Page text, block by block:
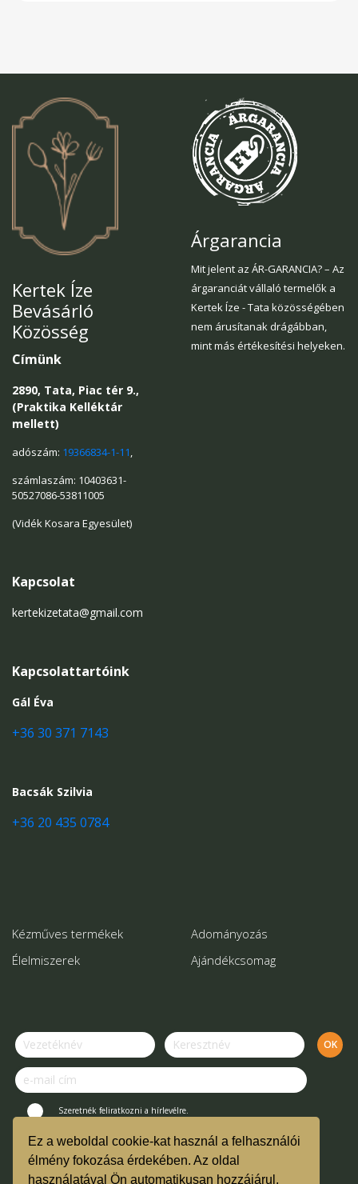
Ez a weboldal cookie-kat használ a felhasználói
élmény fokozása érdekében. Az oldal
használatával Ön automatikusan hozzájárul,
Kertek Íze
Bevásárló
Közösség
Címünk
2890, Tata, Piac tér 9.,
(Praktika Kelléktár
mellett)
adószám: 19366834-1-11
számlaszám: 10403631-
50527086-53811005
(Vidék Kosara Egyesület)
Kapcsolat
kertekizetata@gmail.com
Kapcsolattartóink
Gál Éva
+36 30 371 7143
Bacsák Szilvia
+36 20 435 0784
Árgarancia
Mit jelent az ÁR-GARANCIA? – Az
árgaranciát vállaló termelők a
Kertek Íze - Tata közösségében
nem árusítanak drágábban,
mint más értékesítési helyeken.
Kézműves termékek
Élelmiszerek
Adományozás
Ajándékcsomag
Szeretnék feliratkozni a hírlevélre.
© Kertek Íze Bevásárló Közösség.
Vásárlási útmutató és ÁSZF